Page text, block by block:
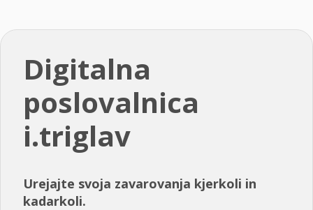
Digitalna
poslovalnica
i.triglav
Urejajte svoja zavarovanja kjerkoli in
kadarkoli.